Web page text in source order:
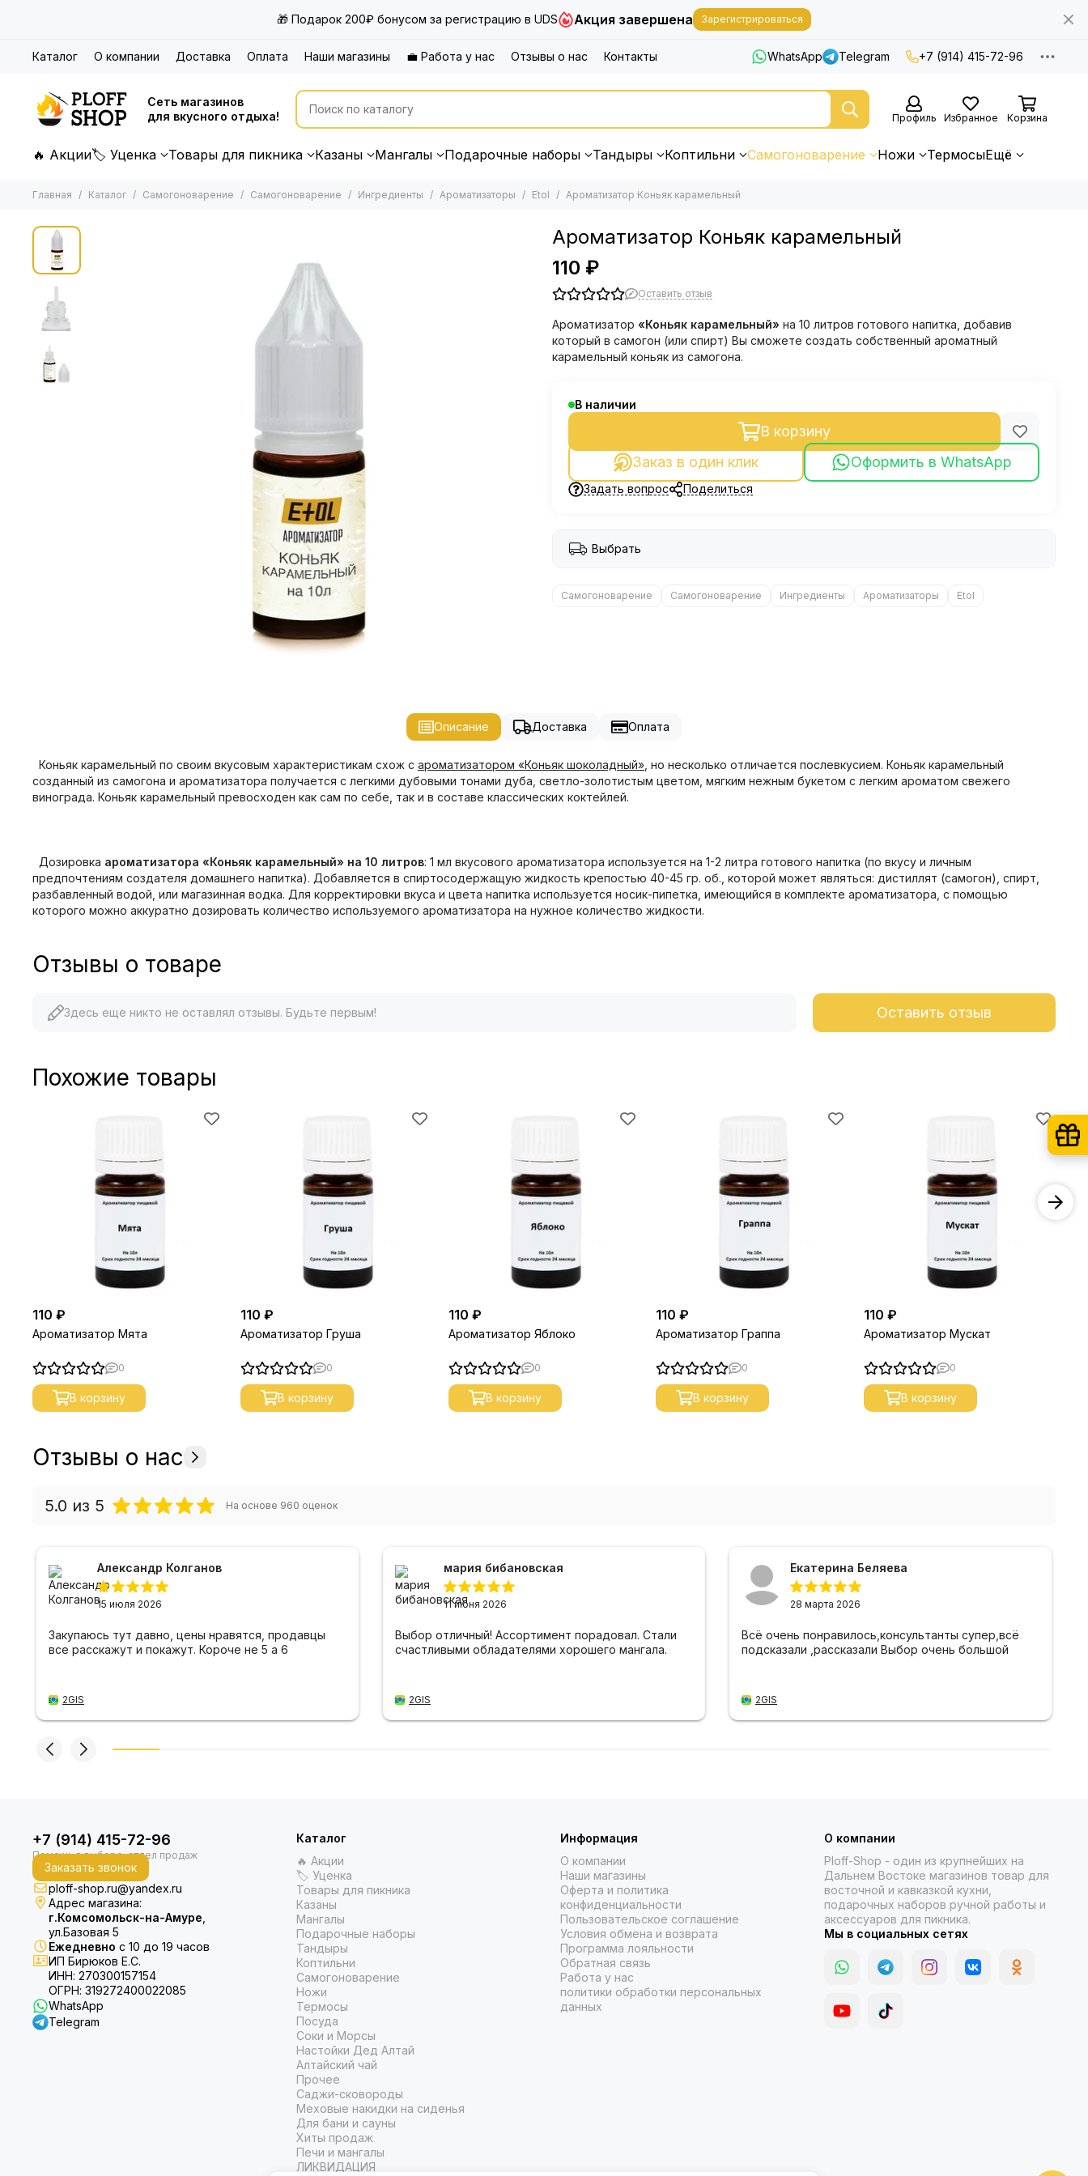
🎁 Подарок 200₽ бонусом за регистрацию в UDS Акция завершена Зарегистрироваться
Каталог О компании Доставка Оплата Наши магазины 💼 Работа у нас Отзывы о нас Контакты WhatsApp Telegram +7 (914) 415-72-96
Сеть магазинов
для вкусного отдыха!
Профиль Избранное Корзина
🔥 Акции🏷 Уценка Товары для пикника Казаны Мангалы Подарочные наборы Тандыры Коптильни Самогоноварение Ножи ТермосыЕщё
Главная Каталог Самогоноварение Самогоноварение Ингредиенты Ароматизаторы Etol Ароматизатор Коньяк карамельный
Ароматизатор Коньяк карамельный
110 ₽
Оставить отзыв
Ароматизатор «Коньяк карамельный» на 10 литров готового напитка, добавив
который в самогон (или спирт) Вы сможете создать собственный ароматный
карамельный коньяк из самогона.
В наличии
В корзину
Заказ в один клик
Оформить в WhatsApp
Задать вопрос Поделиться
Выбрать
Самогоноварение Самогоноварение Ингредиенты Ароматизаторы Etol
Описание Доставка Оплата
Коньяк карамельный по своим вкусовым характеристикам схож с ароматизатором «Коньяк шоколадный» , но несколько отличается послевкусием. Коньяк карамельный
созданный из самогона и ароматизатора получается с легкими дубовыми тонами дуба, светло-золотистым цветом, мягким нежным букетом с легким ароматом свежего
винограда. Коньяк карамельный превосходен как сам по себе, так и в составе классических коктейлей.
Дозировка ароматизатора «Коньяк карамельный» на 10 литров: 1 мл вкусового ароматизатора используется на 1-2 литра готового напитка (по вкусу и личным
предпочтениям создателя домашнего напитка). Добавляется в спиртосодержащую жидкость крепостью 40-45 гр. об., которой может являться: дистиллят (самогон), спирт,
разбавленный водой, или магазинная водка. Для корректировки вкуса и цвета напитка используется носик-пипетка, имеющийся в комплекте ароматизатора, с помощью
которого можно аккуратно дозировать количество используемого ароматизатора на нужное количество жидкости.
Отзывы о товаре
Здесь еще никто не оставлял отзывы. Будьте первым! Оставить отзыв
Похожие товары
110 ₽
Ароматизатор Мята
0
В корзину
110 ₽
Ароматизатор Груша
0
В корзину
110 ₽
Ароматизатор Яблоко
0
В корзину
110 ₽
Ароматизатор Граппа
0
В корзину
110 ₽
Ароматизатор Мускат
0
В корзину
Отзывы о нас
5.0 из 5 На основе 960 оценок
Александр Колганов
15 июля 2026
Закупаюсь тут давно, цены нравятся, продавцы
все расскажут и покажут. Короче не 5 а 6
2GIS
мария бибановская
11 июня 2026
Выбор отличный! Ассортимент порадовал. Стали
счастливыми обладателями хорошего мангала.
2GIS
Екатерина Беляева
28 марта 2026
Всё очень понравилось,консультанты супер,всё
подсказали ,рассказали Выбор очень большой
2GIS
+7 (914) 415-72-96
Заказать звонок
ploff-shop.ru@yandex.ru
Адрес магазина:
г.Комсомольск-на-Амуре
ул.Базовая 5
Ежедневно с 10 до 19 часов
ИП Бирюков Е.С.
ИНН: 270300157154
ОГРН: 319272400022085
WhatsApp
Telegram
Каталог
🔥 Акции
🏷 Уценка
Товары для пикника
Казаны
Мангалы
Подарочные наборы
Тандыры
Коптильни
Самогоноварение
Ножи
Термосы
Посуда
Соки и Морсы
Настойки Дед Алтай
Алтайский чай
Прочее
Саджи-сковороды
Меховые накидки на сиденья
Для бани и сауны
Хиты продаж
Печи и мангалы
ЛИКВИДАЦИЯ
Информация
О компании
Наши магазины
Оферта и политика
конфиденциальности
Пользовательское соглашение
Условия обмена и возврата
Программа лояльности
Обратная связь
Работа у нас
политики обработки персональных
данных
О компании
Ploff-Shop - один из крупнейших на
Дальнем Востоке магазинов товар для
восточной и кавказкой кухни,
подарочных наборов ручной работы и
аксессуаров для пикника.
Мы в социальных сетях